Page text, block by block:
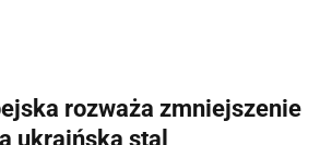
rozważa zmniejszenie
ukraińską stal